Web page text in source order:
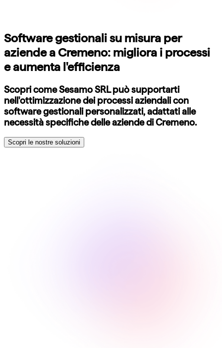
Software gestionali su misura per
aziende a Cremeno: migliora i processi
e aumenta l'efficienza
Scopri come Sesamo SRL può supportarti
nell'ottimizzazione dei processi aziendali con
software gestionali personalizzati, adattati alle
necessità specifiche delle aziende di Cremeno.
Scopri le nostre soluzioni